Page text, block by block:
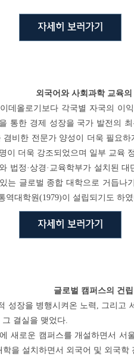
자세히 보러가기
외국어와 사회과학 교육
데올로기보다 각국별 자국의 이
통한 경제 성장을 국가 발전의
비한 전문가 양성이 더욱 필요
이 더욱 강조되었으며 일부 교육
정·상경·교육학부가 설치된
는 글로벌 종합 대학으로 거듭나
역대학원(1979)이 설립되기도 하
자세히 보러가기
글로벌 캠퍼스의 건립
장을 병행시켜온 노력, 그리고
결실을 맺었다.
새로운 캠퍼스를 개설하면서 서
을 설치하면서 외국어 및 외국